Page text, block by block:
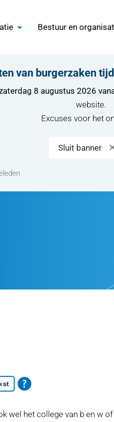
Bestuur en
van burgerzaken
8 augustus 2026
website.
Excuses voor het
Sluit banner
wel het college van b en w